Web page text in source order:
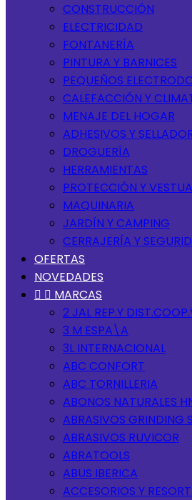
CONSTRUCCIÓN
ELECTRICIDAD
FONTANERÍA
PINTURA Y BARNICES
PEQUEÑOS
CALEFACCIÓN Y
MENAJE DEL HOGAR
ADHESIVOS Y
DROGUERÍA
HERRAMIENTAS
PROTECCIÓN Y
MAQUINARIA
JARDÍN Y CAMPING
CERRAJERÍA Y
OFERTAS
NOVEDADES
  MARCAS
2 JAL REP.Y
3 M ESPA\A
3L INTERNACIONAL
ABC CONFORT
ABC TORNILLERIA
ABONOS NATURALES
ABRASIVOS GRINDING
ABRASIVOS RUVICOR
ABRATOOLS
ABUS IBERICA
ACCESORIOS Y